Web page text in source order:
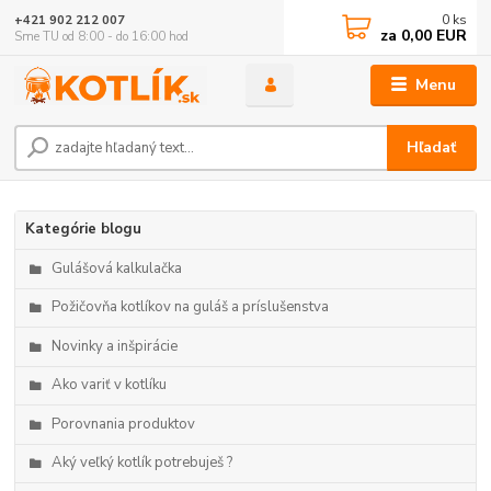
Menu
Hľadať
+421 902 212 007
Sme TU od 8:00 - do 16:00 hod
0 ks
za 0,00 EUR
Kategórie blogu
Gulášová kalkulačka
Požičovňa kotlíkov na guláš a príslušenstva
Novinky a inšpirácie
Ako variť v kotlíku
Porovnania produktov
Aký veľký kotlík potrebuješ ?